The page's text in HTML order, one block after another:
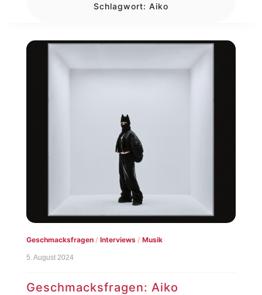
Schlagwort: Aiko
Geschmacksfragen/ Interviews/ Musik
5. August 2024
Geschmacksfragen: Aiko